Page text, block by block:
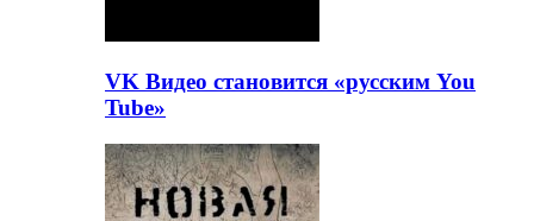
VK Видео становится «русским You
Tube»